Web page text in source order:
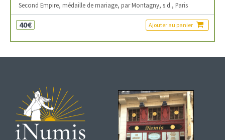
Second Empire, médaille de mariage, par Montagny, s.d., Paris
40€ Ajouter au panier